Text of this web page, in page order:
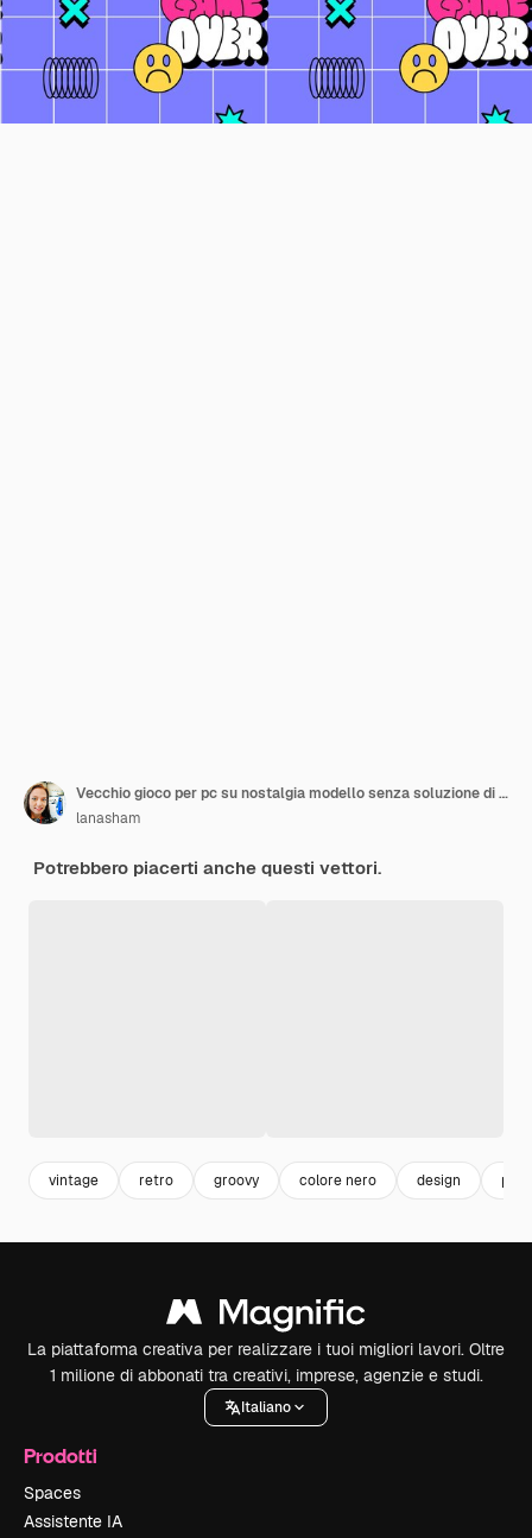
Vecchio gioco per pc su nostalgia modello senza soluzione di continuità su sfondo viola alla moda ss ripetere sfondo vettoriale il
lanasham
Potrebbero piacerti anche questi vettori.
vintage retro groovy colore nero design
La piattaforma creativa per realizzare i tuoi migliori lavori. Oltre
1 milione di abbonati tra creativi, imprese, agenzie e studi.
Italiano
Prodotti
Spaces
Assistente IA